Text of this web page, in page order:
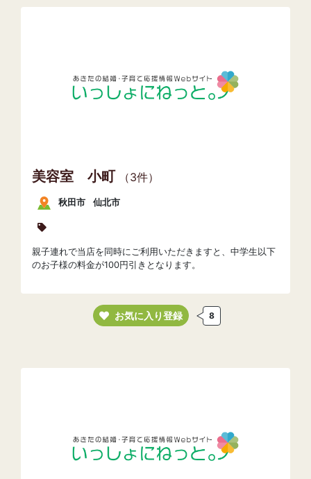
美容室 小町 （3件）
秋田市 仙北市
親子連れで当店を同時にご利用いただきますと、中学生以下
のお子様の料金が100円引きとなります。
お気に入り登録 8